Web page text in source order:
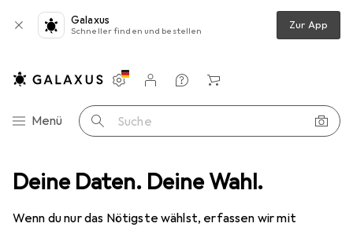
Deine Daten. Deine Wahl.
Wenn du nur das Nötigste wählst, erfassen wir mit
Galaxus
Schneller finden und bestellen Zur App
Navigation nach Kategorien
Menü Suche
Einstellungen
Kundenkonto
Vergleichslisten
Merklisten
Warenkorb
+ Akkus Batterien + Akkus Energizer Ultimate Lithium